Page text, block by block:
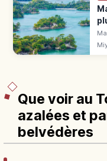
Que voir au
azalées et
belvédères